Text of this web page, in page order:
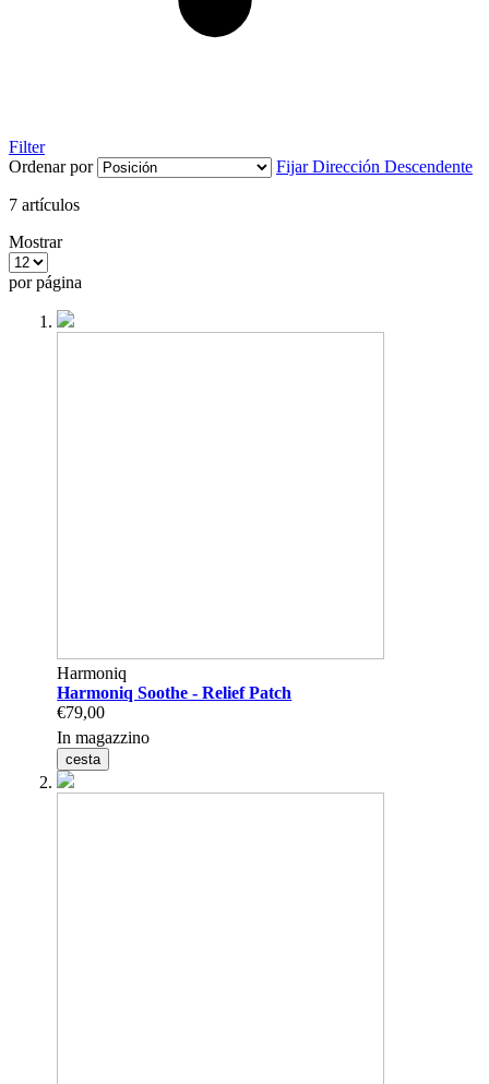
Filter
Ordenar por
Fijar Dirección Descendente
7 artículos
Mostrar
por página
Harmoniq
Harmoniq Soothe - Relief Patch
€79,00
In magazzino
cesta